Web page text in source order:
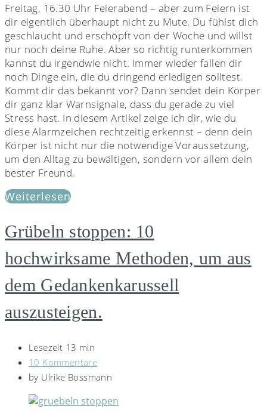
Freitag, 16.30 Uhr Feierabend – aber zum Feiern ist
dir eigentlich überhaupt nicht zu Mute. Du fühlst dich
geschlaucht und erschöpft von der Woche und willst
nur noch deine Ruhe. Aber so richtig runterkommen
kannst du irgendwie nicht. Immer wieder fallen dir
noch Dinge ein, die du dringend erledigen solltest.
Kommt dir das bekannt vor? Dann sendet dein Körper
dir ganz klar Warnsignale, dass du gerade zu viel
Stress hast. In diesem Artikel zeige ich dir, wie du
diese Alarmzeichen rechtzeitig erkennst – denn dein
Körper ist nicht nur die notwendige Voraussetzung,
um den Alltag zu bewältigen, sondern vor allem dein
bester Freund.
Weiterlesen
Grübeln stoppen: 10
hochwirksame Methoden, um aus
dem Gedankenkarussell
auszusteigen.
Lesezeit 13 min
10 Kommentare
by Ulrike Bossmann